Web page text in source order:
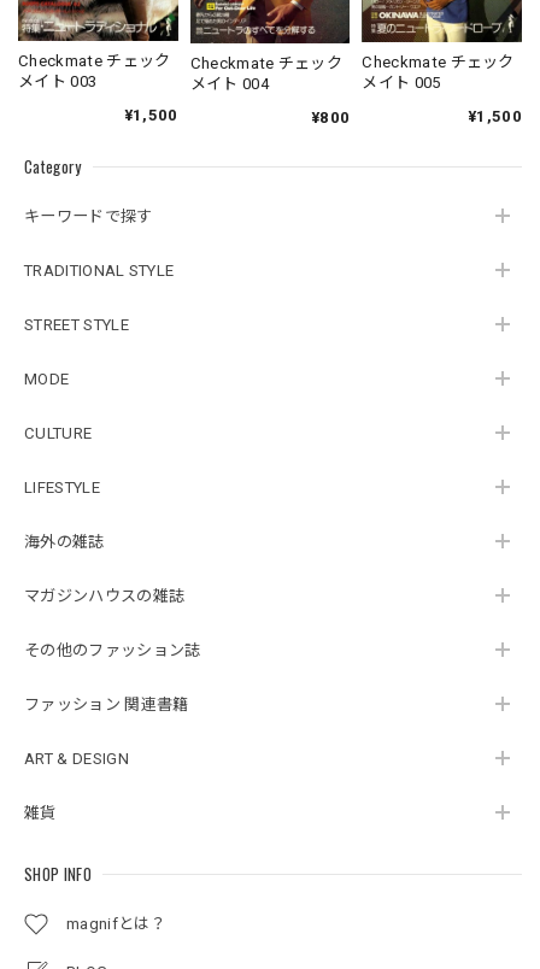
Category
キーワードで探す
TRADITIONAL STYLE
STREET STYLE
MODE
CULTURE
LIFESTYLE
海外の雑誌
マガジンハウスの雑誌
その他のファッション誌
ファッション 関連書籍
ART & DESIGN
雑貨
SHOP INFO
magnifとは？
Checkmate チェック
メイト 003
¥1,500
Checkmate チェック
メイト 004
¥800
Checkmate チェック
メイト 005
¥1,500